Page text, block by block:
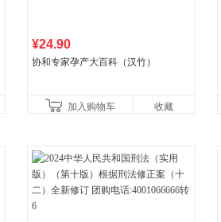
¥24.90
协和专家孕产大百科（汉竹）
加入购物车 收藏